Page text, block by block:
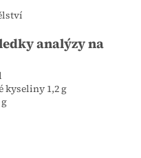
analýzy na
kyseliny 1,2 g